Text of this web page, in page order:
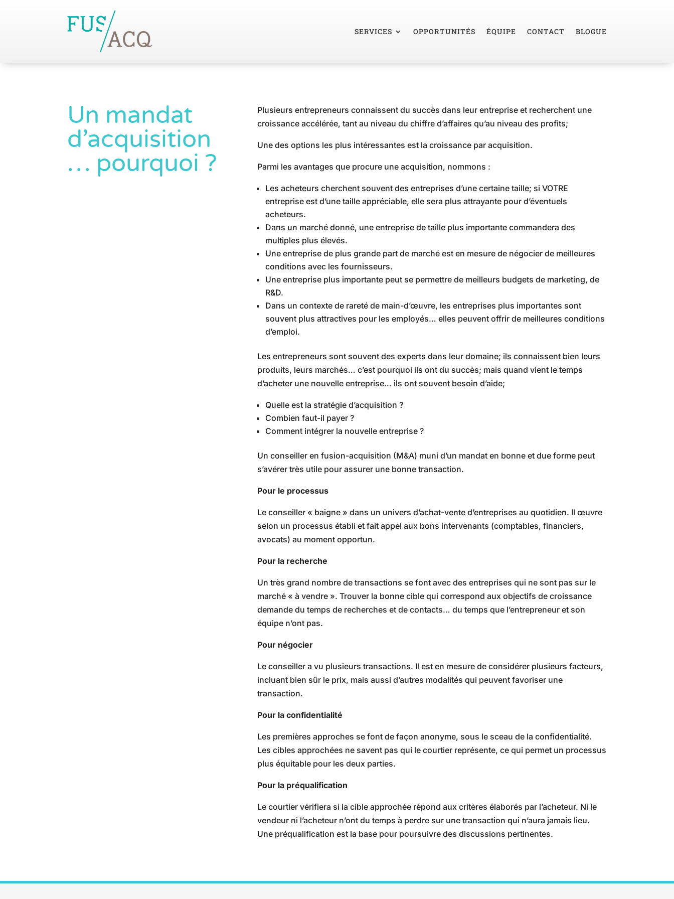
SERVICES OPPORTUNITÉS ÉQUIPE CONTACT BLOGUE
Un mandat
d’acquisition
… pourquoi ?
Plusieurs entrepreneurs connaissent du succès dans leur entreprise et recherchent une
croissance accélérée, tant au niveau du chiffre d’affaires qu’au niveau des profits;
Une des options les plus intéressantes est la croissance par acquisition.
Parmi les avantages que procure une acquisition, nommons :
Les acheteurs cherchent souvent des entreprises d’une certaine taille; si VOTRE
entreprise est d’une taille appréciable, elle sera plus attrayante pour d’éventuels
acheteurs.
Dans un marché donné, une entreprise de taille plus importante commandera des
multiples plus élevés.
Une entreprise de plus grande part de marché est en mesure de négocier de meilleures
conditions avec les fournisseurs.
Une entreprise plus importante peut se permettre de meilleurs budgets de marketing, de
R&D.
Dans un contexte de rareté de main-d’œuvre, les entreprises plus importantes sont
souvent plus attractives pour les employés… elles peuvent offrir de meilleures conditions
d’emploi.
Les entrepreneurs sont souvent des experts dans leur domaine; ils connaissent bien leurs
produits, leurs marchés… c’est pourquoi ils ont du succès; mais quand vient le temps
d’acheter une nouvelle entreprise… ils ont souvent besoin d’aide;
Quelle est la stratégie d’acquisition ?
Combien faut-il payer ?
Comment intégrer la nouvelle entreprise ?
Un conseiller en fusion-acquisition (M&A) muni d’un mandat en bonne et due forme peut
s’avérer très utile pour assurer une bonne transaction.
Pour le processus
Le conseiller « baigne » dans un univers d’achat-vente d’entreprises au quotidien. Il œuvre
selon un processus établi et fait appel aux bons intervenants (comptables, financiers,
avocats) au moment opportun.
Pour la recherche
Un très grand nombre de transactions se font avec des entreprises qui ne sont pas sur le
marché « à vendre ». Trouver la bonne cible qui correspond aux objectifs de croissance
demande du temps de recherches et de contacts… du temps que l’entrepreneur et son
équipe n’ont pas.
Pour négocier
Le conseiller a vu plusieurs transactions. Il est en mesure de considérer plusieurs facteurs,
incluant bien sûr le prix, mais aussi d’autres modalités qui peuvent favoriser une
transaction.
Pour la confidentialité
Les premières approches se font de façon anonyme, sous le sceau de la confidentialité.
Les cibles approchées ne savent pas qui le courtier représente, ce qui permet un processus
plus équitable pour les deux parties.
Pour la préqualification
Le courtier vérifiera si la cible approchée répond aux critères élaborés par l’acheteur. Ni le
vendeur ni l’acheteur n’ont du temps à perdre sur une transaction qui n’aura jamais lieu.
Une préqualification est la base pour poursuivre des discussions pertinentes.